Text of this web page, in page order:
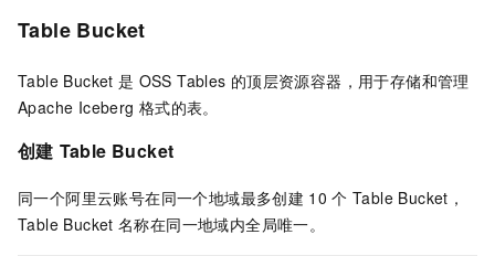
Table Bucket
Table Bucket 是 OSS Tables 的顶层资源容器，用于存储和管理
Apache Iceberg 格式的表。
创建 Table Bucket
同一个阿里云账号在同一个地域最多创建 10 个 Table Bucket，
Table Bucket 名称在同一地域内全局唯一。